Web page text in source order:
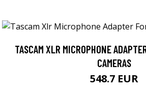
TASCAM XLR MICROPHONE
CAMERAS
548.7 EUR